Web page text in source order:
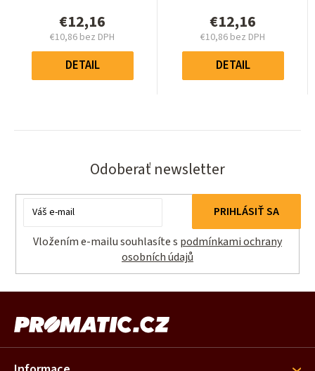
0,0
z
hviezdičiek.
€12,16
€10,86 bez DPH
Jednotková
cena:
DETAIL
0,0
z
hviezdičiek.
€12,16
€10,86 bez DPH
Jednotková
cena:
DETAIL
Odoberať newsletter
Email
Vložením e-mailu souhlasíte s podmínkami ochrany
osobních údajů
PRIHLÁSIŤ SA
p